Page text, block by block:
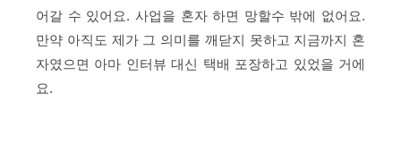
어갈 수 있어요. 사업을 혼자 하면 망할수 밖에 없어요.
만약 아직도 제가 그 의미를 깨닫지 못하고 지금까지 혼
자였으면 아마 인터뷰 대신 택배 포장하고 있었을 거에
요.